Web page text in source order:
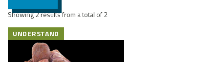
Showing 2 results from a total of 2
UNDERSTAND